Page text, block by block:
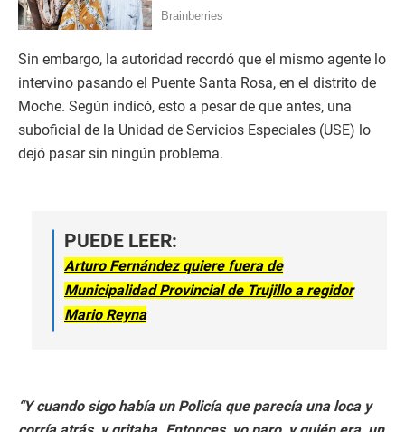
Sin embargo, la autoridad recordó que el mismo agente lo
intervino pasando el Puente Santa Rosa, en el distrito de
Moche. Según indicó, esto a pesar de que antes, una
suboficial de la Unidad de Servicios Especiales (USE) lo
dejó pasar sin ningún problema.
PUEDE LEER:
Arturo Fernández quiere fuera de
Municipalidad Provincial de Trujillo a regidor
Mario Reyna
“Y cuando sigo había un Policía que parecía una loca y